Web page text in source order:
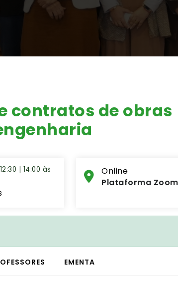
contratos de obras
| 14:00 às
Online
Plataforma Zoom
EMENTA